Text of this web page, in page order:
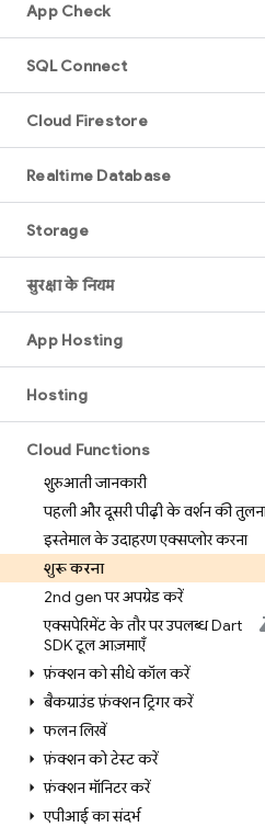
App Check
SQL Connect
Cloud Firestore
Realtime Database
Storage
सुरक्षा के नियम
App Hosting
Hosting
Cloud Functions
शुरुआती जानकारी
पहली और दूसरी पीढ़ी के वर्शन की
इस्तेमाल के उदाहरण एक्सप्लोर करना
शुरू करना
2nd gen पर अपग्रेड करें
एक्सपेरिमेंट के तौर पर उपलब्ध Dart
SDK टूल आज़माएँ
फ़ंक्शन को सीधे कॉल करें
बैकग्राउंड फ़ंक्शन ट्रिगर करें
फलन लिखें
फ़ंक्शन को टेस्ट करें
फ़ंक्शन मॉनिटर करें
एपीआई का संदर्भ